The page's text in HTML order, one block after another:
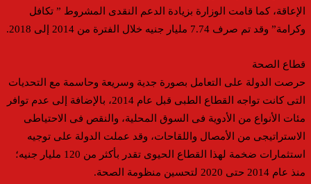
الإعاقة، كما قامت الوزارة بزيادة الدعم النقدى المشروط ” تكافل
وكرامة” وقد تم صرف 7.74 مليار جنيه خلال الفترة من 2014 إلى 2018.
قطاع الصحة
حرصت الدولة على التعامل بصورة جدية وسريعة وحاسمة مع التحديات
التى كانت تواجه القطاع الطبى قبل عام 2014، بالإضافة إلى عدم توافر
مئات الأنواع من الأدوية فى السوق المحلية، والنقص فى الاحتياطى
الاستراتيجى من الأمصال واللقاحات، وقد عملت الدولة على توجيه
استثمارات ضخمة لهذا القطاع الحيوى تقدر بأكثر من 120 مليار جنيه؛
منذ عام 2014 حتى 2020 لتحسين منظومة الصحة.